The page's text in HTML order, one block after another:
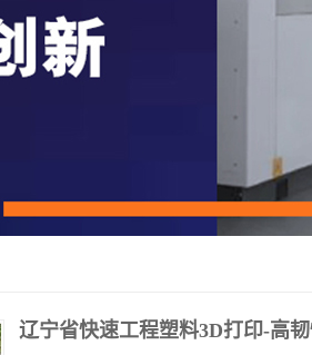
辽宁省快速工程塑料3D打印-高